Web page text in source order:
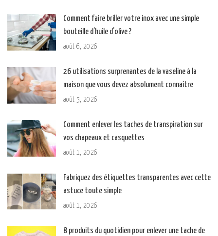
Comment faire briller votre inox avec une simple
bouteille d’huile d’olive ?
août 6, 2026
26 utilisations surprenantes de la vaseline à la
maison que vous devez absolument connaître
août 5, 2026
Comment enlever les taches de transpiration sur
vos chapeaux et casquettes
août 1, 2026
Fabriquez des étiquettes transparentes avec cette
astuce toute simple
août 1, 2026
8 produits du quotidien pour enlever une tache de